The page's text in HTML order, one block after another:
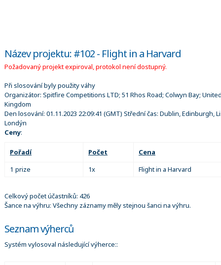
Název projektu: #102 - Flight in a Harvard
Požadovaný projekt expiroval, protokol není dostupný.
Při slosování byly použity váhy
Organizátor: Spitfire Competitions LTD; 51 Rhos Road; Colwyn Bay;
Kingdom
Den losování: 01.11.2023 22:09:41 (GMT) Střední čas: Dublin, Edinburgh,
Londýn
Ceny:
Pořadí Počet
Cena
1 prize
1x Flight in a Harvard
Celkový počet účastníků: 426
Šance na výhru: Všechny záznamy měly stejnou šanci na výhru.
Seznam výherců
Systém vylosoval následující výherce::